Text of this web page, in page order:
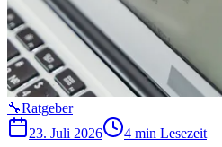
🔧Ratgeber
23. Juli 2026
4 min Lesezeit